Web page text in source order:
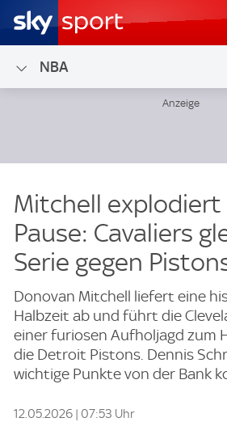
NBA
Mitchell explodiert
Pause: Cavaliers
Serie gegen
Donovan Mitchell liefert eine
Halbzeit ab und führt die
einer furiosen Aufholjagd zum
die Detroit Pistons. Dennis
wichtige Punkte von der Bank
12.05.2026 | 07:53 Uhr